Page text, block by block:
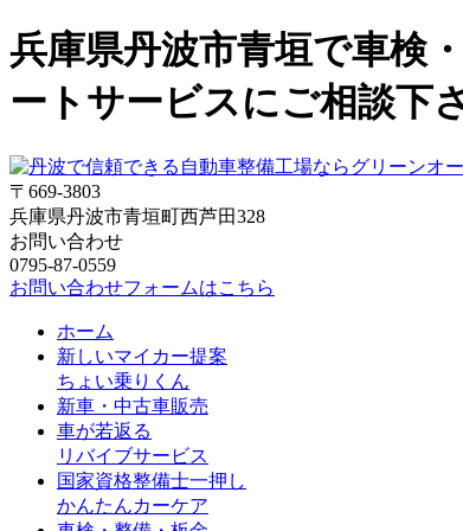
兵庫県丹波市青垣で車検
ートサービスにご相談下
〒669-3803
兵庫県丹波市青垣町西芦田328
お問い合わせ
0795-87-0559
お問い合わせフォームはこちら
ホーム
新しいマイカー提案
ちょい乗りくん
新車・中古車販売
車が若返る
リバイブサービス
国家資格整備士一押し
かんたんカーケア